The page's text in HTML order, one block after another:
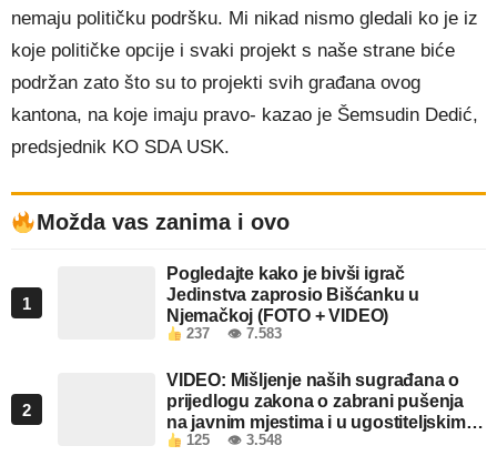
nemaju političku podršku. Mi nikad nismo gledali ko je iz
koje političke opcije i svaki projekt s naše strane biće
podržan zato što su to projekti svih građana ovog
kantona, na koje imaju pravo- kazao je Šemsudin Dedić,
predsjednik KO SDA USK.
Možda vas zanima i ovo
1
Pogledajte kako je bivši igrač
Jedinstva zaprosio Bišćanku u
Njemačkoj (FOTO + VIDEO)
237 👁 7.583
2
VIDEO: Mišljenje naših sugrađana o
prijedlogu zakona o zabrani pušenja
na javnim mjestima i u ugostiteljskim
objektima u FBiH
125 👁 3.548